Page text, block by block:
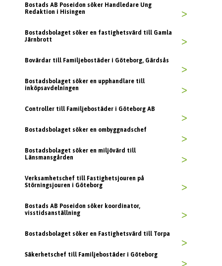
Bostads AB Poseidon söker Handledare Ung
Redaktion i Hisingen
>
Bostadsbolaget söker en fastighetsvärd till Gamla
Järnbrott
>
Bovärdar till Familjebostäder i Göteborg, Gärdsås
>
Bostadsbolaget söker en upphandlare till
inköpsavdelningen
>
Controller till Familjebostäder i Göteborg AB
>
Bostadsbolaget söker en ombyggnadschef
>
Bostadsbolaget söker en miljövärd till
Länsmansgården
>
Verksamhetschef till Fastighetsjouren på
Störningsjouren i Göteborg
>
Bostads AB Poseidon söker koordinator,
visstidsanställning
>
Bostadsbolaget söker en Fastighetsvärd till Torpa
>
Säkerhetschef till Familjebostäder i Göteborg
>